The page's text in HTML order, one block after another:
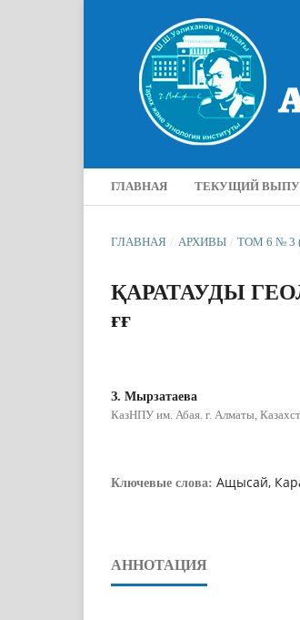
ГЛАВНАЯ ТЕКУЩИЙ
ГЛАВНАЯ / АРХИВЫ / ТОМ 6 № 3
ҚАРАТАУДЫ
ғғ
З. Мырзатаева
КазНПУ им. Абая. г. Алматы,
Ключевые слова: Ащысай,
АННОТАЦИЯ